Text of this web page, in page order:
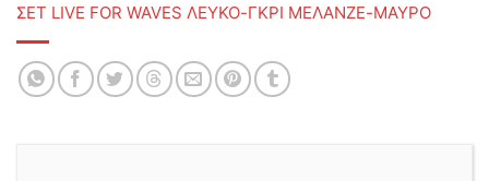
ΣΕΤ LIVE FOR WAVES ΛΕΥΚΟ-ΓΚΡΙ ΜΕΛΑΝΖΕ-ΜΑΥΡΟ